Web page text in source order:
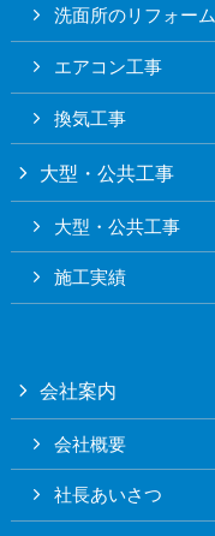
洗面所のリフォーム
エアコン工事
換気工事
大型・公共工事
大型・公共工事
施工実績
会社案内
会社概要
社長あいさつ